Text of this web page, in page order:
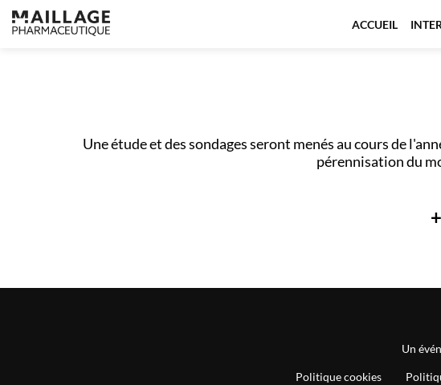
ACCUEIL
Une étude et des sondages seront menés au cours de
pérennisation du
Un
Politique cookies